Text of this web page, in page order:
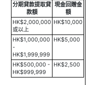
分期貸款提取貸
款額
現金回贈金
額
HK$2,000,000
或以上
HK$10,000
HK$1,000,000
-
HK$1,999,999
HK$5,000
HK$500,000 -
HK$999,999
HK$2,500